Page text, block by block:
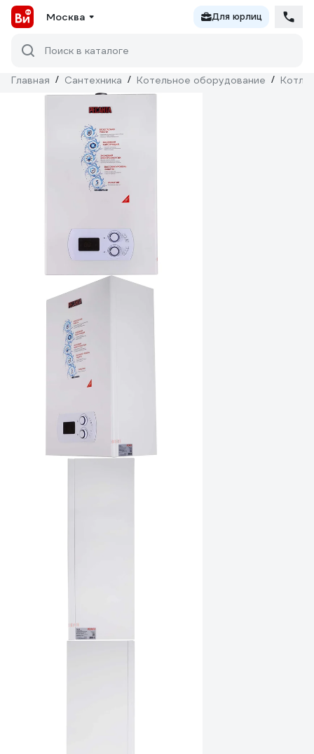
Москва Для юрлиц
Поиск в каталоге
Главная / Сантехника / Котельное оборудование / Котлы